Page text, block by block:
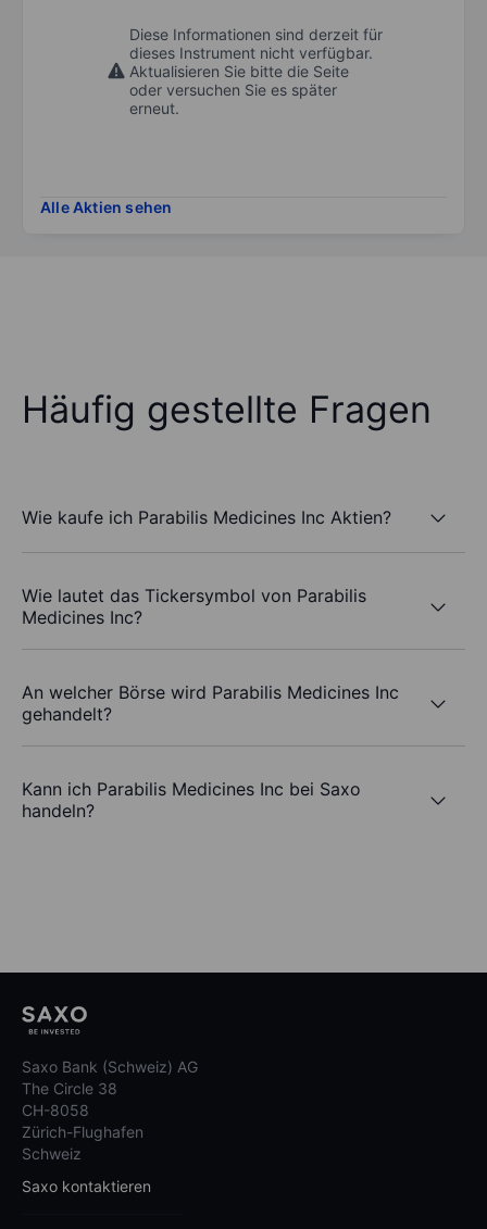
Diese Informationen sind derzeit für
dieses Instrument nicht verfügbar.
Aktualisieren Sie bitte die Seite
oder versuchen Sie es später
erneut.
Alle Aktien sehen
Häufig gestellte Fragen
Wie kaufe ich Parabilis Medicines Inc Aktien?
Wie lautet das Tickersymbol von Parabilis
Medicines Inc?
An welcher Börse wird Parabilis Medicines Inc
gehandelt?
Kann ich Parabilis Medicines Inc bei Saxo
handeln?
Saxo Bank (Schweiz) AG
The Circle 38
CH-8058
Zürich-Flughafen
Schweiz
Saxo kontaktieren